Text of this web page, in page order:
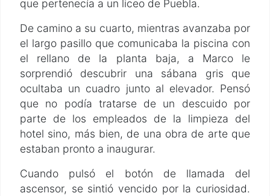
que pertenecía a un liceo de Puebla.
De camino a su cuarto, mientras avanzaba por
el largo pasillo que comunicaba la piscina con
el rellano de la planta baja, a Marco le
sorprendió descubrir una sábana gris que
ocultaba un cuadro junto al elevador. Pensó
que no podía tratarse de un descuido por
parte de los empleados de la limpieza del
hotel sino, más bien, de una obra de arte que
estaban pronto a inaugurar.
Cuando pulsó el botón de llamada del
ascensor, se sintió vencido por la curiosidad.